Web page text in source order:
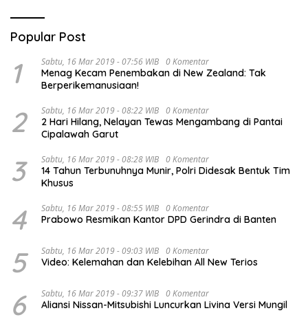
Popular Post
1 Sabtu, 16 Mar 2019 - 07:56 WIB 0 Komentar
Menag Kecam Penembakan di New Zealand: Tak
Berperikemanusiaan!
2 Sabtu, 16 Mar 2019 - 08:22 WIB 0 Komentar
2 Hari Hilang, Nelayan Tewas Mengambang di Pantai
Cipalawah Garut
3 Sabtu, 16 Mar 2019 - 08:28 WIB 0 Komentar
14 Tahun Terbunuhnya Munir, Polri Didesak Bentuk Tim
Khusus
4 Sabtu, 16 Mar 2019 - 08:55 WIB 0 Komentar
Prabowo Resmikan Kantor DPD Gerindra di Banten
5 Sabtu, 16 Mar 2019 - 09:03 WIB 0 Komentar
Video: Kelemahan dan Kelebihan All New Terios
6 Sabtu, 16 Mar 2019 - 09:37 WIB 0 Komentar
Aliansi Nissan-Mitsubishi Luncurkan Livina Versi Mungil